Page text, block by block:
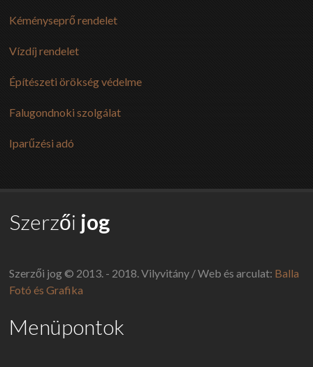
Kéményseprő rendelet
Vízdíj rendelet
Építészeti örökség védelme
Falugondnoki szolgálat
Iparűzési adó
Szerzői jog
Szerzői jog © 2013. - 2018. Vilyvitány / Web és arculat: Balla
Fotó és Grafika
Menüpontok